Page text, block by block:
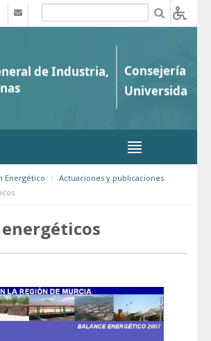
Energético
Actuaciones y publicaciones